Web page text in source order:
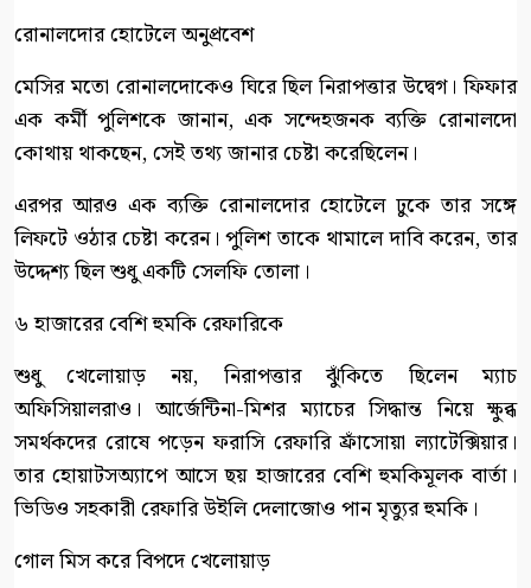
রোনালদোর হোটেলে অনুপ্রবেশ
মেসির মতো রোনালদোকেও ঘিরে ছিল নিরাপত্তার উদ্বেগ। ফিফার
এক কর্মী পুলিশকে জানান, এক সন্দেহজনক ব্যক্তি রোনালদো
কোথায় থাকছেন, সেই তথ্য জানার চেষ্টা করেছিলেন।
এরপর আরও এক ব্যক্তি রোনালদোর হোটেলে ঢুকে তার সঙ্গে
লিফটে ওঠার চেষ্টা করেন। পুলিশ তাকে থামালে দাবি করেন, তার
উদ্দেশ্য ছিল শুধু একটি সেলফি তোলা।
৬ হাজারের বেশি হুমকি রেফারিকে
শুধু খেলোয়াড় নয়, নিরাপত্তার ঝুঁকিতে ছিলেন ম্যাচ
অফিসিয়ালরাও। আর্জেন্টিনা-মিশর ম্যাচের সিদ্ধান্ত নিয়ে ক্ষুব্ধ
সমর্থকদের রোষে পড়েন ফরাসি রেফারি ফ্রাঁসোয়া ল্যাটেক্সিয়ার।
তার হোয়াটসঅ্যাপে আসে ছয় হাজারের বেশি হুমকিমূলক বার্তা।
ভিডিও সহকারী রেফারি উইলি দেলাজোও পান মৃত্যুর হুমকি।
গোল মিস করে বিপদে খেলোয়াড়